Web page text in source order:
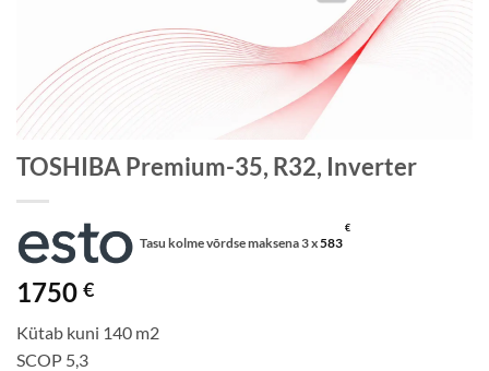
TOSHIBA Premium-35, R32, Inverter
Tasu kolme võrdse maksena 3 x583
€
1750 €
Kütab kuni 140 m2
SCOP 5,3